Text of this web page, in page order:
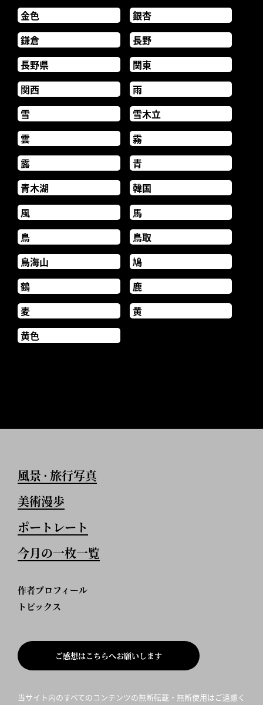
金色
銀杏
鎌倉
長野
長野県
関東
関西
雨
雪
雪木立
雲
霧
露
青
青木湖
韓国
風
馬
鳥
鳥取
鳥海山
鳩
鶴
鹿
麦
黄
黄色
風景 • 旅行写真
美術漫歩
ポートレート
今月の一枚一覧
作者プロフィール
トピックス
ご感想はこちらへお願いします
当サイト内のすべてのコンテンツの無断転載・無断使用はご遠慮く